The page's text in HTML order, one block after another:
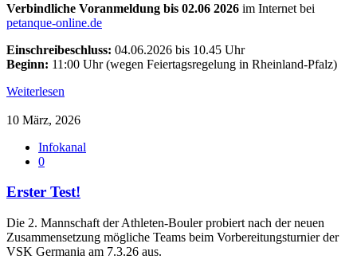
Verbindliche Voranmeldung bis 02.06 2026 im Internet bei
petanque-online.de
Einschreibeschluss: 04.06.2026 bis 10.45 Uhr
Beginn: 11:00 Uhr (wegen Feiertagsregelung in Rheinland-Pfalz)
Weiterlesen
10 März, 2026
Infokanal
0
Erster Test!
Die 2. Mannschaft der Athleten-Bouler probiert nach der neuen
Zusammensetzung mögliche Teams beim Vorbereitungsturnier der
VSK Germania am 7.3.26 aus.